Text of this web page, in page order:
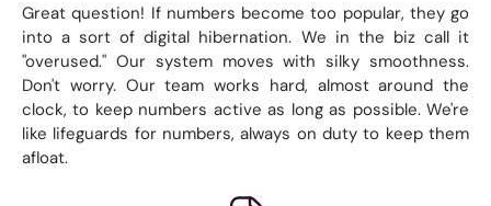
Great question! If numbers become too popular, they go
into a sort of digital hibernation. We in the biz call it
"overused." Our system moves with silky smoothness.
Don't worry. Our team works hard, almost around the
clock, to keep numbers active as long as possible. We're
like lifeguards for numbers, always on duty to keep them
afloat.